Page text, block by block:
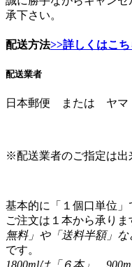
承下さい。
配送方法>>詳しくはこち
配送業者
日本郵便 または ヤマ
※配送業者のご指定は出
基本的に「１個口単位」
ご注文は１本から承り
無料」や「送料半額」
です。